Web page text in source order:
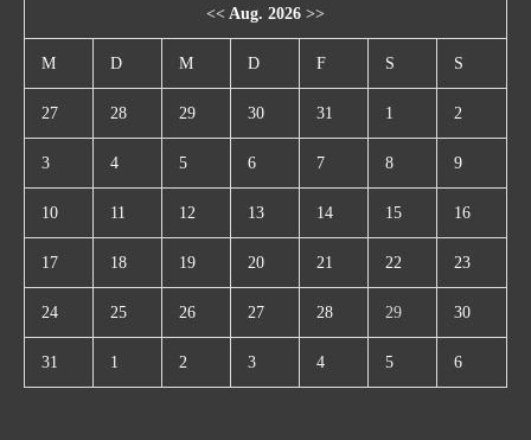
<< Aug. 2026 >>
M D M D F S S
27 28 29 30 31 1 2
3 4 5 6 7 8 9
10 11 12 13 14 15 16
17 18 19 20 21 22 23
24 25 26 27 28 29 30
31 1 2 3 4 5 6